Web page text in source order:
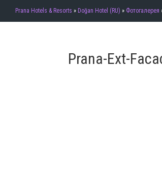
Prana Hotels & Resorts » Doğan Hotel (RU) » Фотогалерея
Prana-Ext-